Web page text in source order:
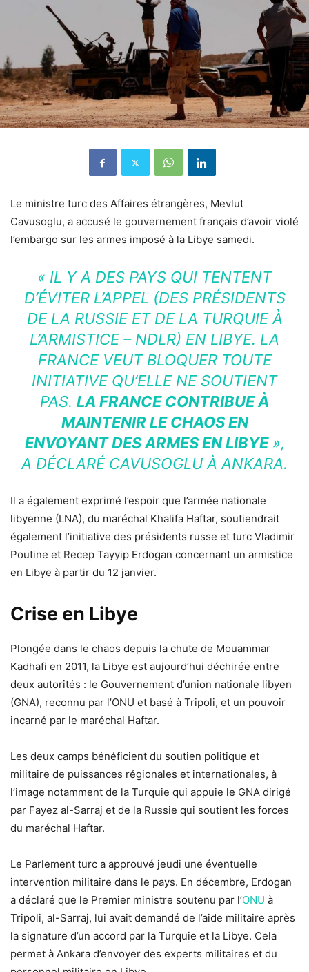
Le ministre turc des Affaires étrangères, Mevlut
Cavusoglu, a accusé le gouvernement français d’avoir violé
l’embargo sur les armes imposé à la Libye samedi.
« IL Y A DES PAYS QUI TENTENT
D’ÉVITER L’APPEL (DES PRÉSIDENTS
DE LA RUSSIE ET DE LA TURQUIE À
L’ARMISTICE – NDLR) EN LIBYE. LA
FRANCE VEUT BLOQUER TOUTE
INITIATIVE QU’ELLE NE SOUTIENT
PAS. LA FRANCE CONTRIBUE À
MAINTENIR LE CHAOS EN
ENVOYANT DES ARMES EN LIBYE»,
A DÉCLARÉ CAVUSOGLU À ANKARA.
Il a également exprimé l’espoir que l’armée nationale
libyenne (LNA), du maréchal Khalifa Haftar, soutiendrait
également l’initiative des présidents russe et turc Vladimir
Poutine et Recep Tayyip Erdogan concernant un armistice
en Libye à partir du 12 janvier.
Crise en Libye
Plongée dans le chaos depuis la chute de Mouammar
Kadhafi en 2011, la Libye est aujourd’hui déchirée entre
deux autorités : le Gouvernement d’union nationale libyen
(GNA), reconnu par l’ONU et basé à Tripoli, et un pouvoir
incarné par le maréchal Haftar.
Les deux camps bénéficient du soutien politique et
militaire de puissances régionales et internationales, à
l’image notamment de la Turquie qui appuie le GNA dirigé
par Fayez al-Sarraj et de la Russie qui soutient les forces
du maréchal Haftar.
Le Parlement turc a approuvé jeudi une éventuelle
intervention militaire dans le pays. En décembre, Erdogan
a déclaré que le Premier ministre soutenu par l’ONU à
Tripoli, al-Sarraj, lui avait demandé de l’aide militaire après
la signature d’un accord par la Turquie et la Libye. Cela
permet à Ankara d’envoyer des experts militaires et du